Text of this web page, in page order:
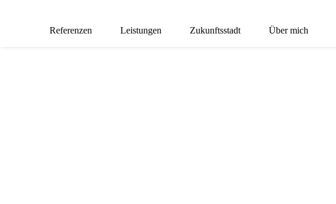
Referenzen Leistungen Zukunftsstadt Über mich